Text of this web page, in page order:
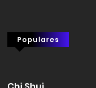
Populares